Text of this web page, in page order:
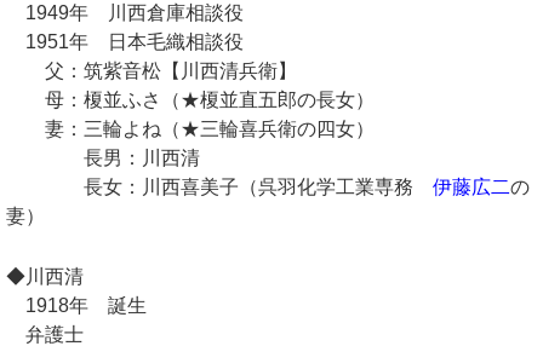
1949年 川西倉庫相談役
1951年 日本毛織相談役
父：筑紫音松【川西清兵衛】
母：榎並ふさ（★榎並直五郎の長女）
妻：三輪よね（★三輪喜兵衛の四女）
長男：川西清
長女：川西喜美子（呉羽化学工業専務 伊藤広二の
妻）
◆川西清
1918年 誕生
弁護士